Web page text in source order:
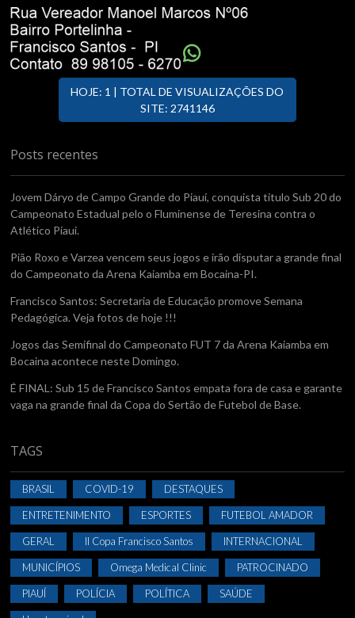
HOJE: 1 | TOTAL DE VISUALIZAÇÕES DO
SITE: 2741146
Posts recentes
Jovem Dáryo de Campo Grande do Piauí, conquista titulo Sub 20 do
Campeonato Estadual pelo o Fluminense de Teresina contra o
Atlético Piaui.
Pião Roxo e Varzea vencem seus jogos e irão disputar a grande final
do Campeonato da Arena Kaiamba em Bocaina-PI.
Francisco Santos: Secretaria de Educação promove Semana
Pedagógica. Veja fotos de hoje !!!
Jogos das Semifinal do Campeonato FUT 7 da Arena Kaiamba em
Bocaina acontece neste Domingo.
É FINAL: Sub 15 de Francisco Santos empata fora de casa e garante
vaga na grande final da Copa do Sertão de Futebol de Base.
TAGS
BRASIL COVID-19 DESTAQUES
ENTRETENIMENTO ESPORTES FUTEBOL AMADOR
GERAL II Copa Francisco Santos INTERNACIONAL
MUNICÍPIOS Omega Medical Clinic PATROCINADO
PIAUÍ POLÍCIA POLÍTICA SAÚDE